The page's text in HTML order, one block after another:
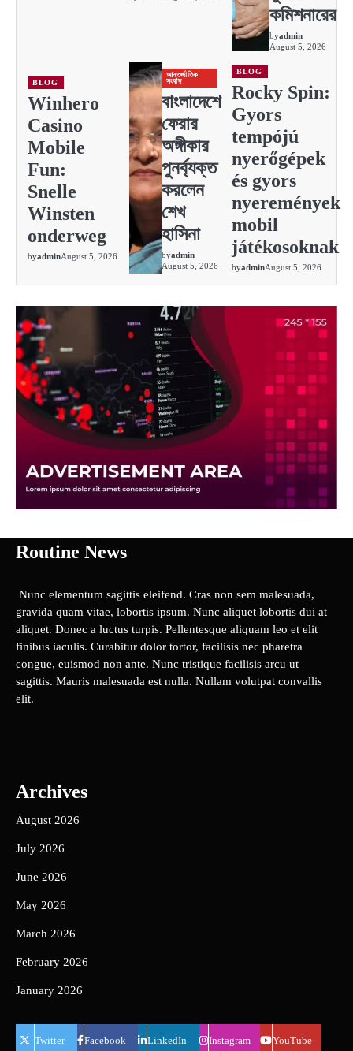
কমিশনারের
byadmin
August 5, 2026
BLOG
Winhero
Casino
Mobile
Fun:
Snelle
Winsten
onderweg
byadminAugust 5, 2026
আন্তর্জাতিক
সংবাদ
বাংলাদেশে
ফেরার
অঙ্গীকার
পুনর্ব্যক্ত
করলেন
শেখ
হাসিনা
byadmin
August 5, 2026
BLOG
Rocky Spin:
Gyors
tempójú
nyerőgépek
és gyors
nyeremények
mobil
játékosoknak
byadminAugust 5, 2026
Routine News
Nunc elementum sagittis eleifend. Cras non sem malesuada,
gravida quam vitae, lobortis ipsum. Nunc aliquet lobortis dui at
aliquet. Donec a luctus turpis. Pellentesque aliquam leo et elit
finibus iaculis. Curabitur dolor tortor, facilisis nec pharetra
congue, euismod non ante. Nunc tristique facilisis arcu ut
sagittis. Mauris malesuada est nulla. Nullam volutpat convallis
elit.
Archives
August 2026
July 2026
June 2026
May 2026
March 2026
February 2026
January 2026
Twitter Facebook LinkedIn Instagram YouTube